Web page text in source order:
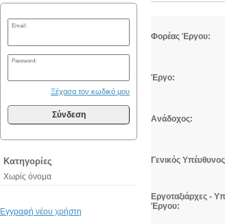
Email:
Password:
Ξέχασα τον κωδικό μου
Σύνδεση
Κατηγορίες
Χωρίς όνομα
Εγγραφή νέου χρήστη
Φορέας Έργου:
Έργο:
Ανάδοχος:
Γενικός
Εργοταξιάρχες -
Έργου: